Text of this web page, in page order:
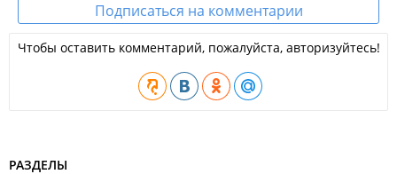
Подписаться на комментарии
Чтобы оставить комментарий, пожалуйста, авторизуйтесь!
РАЗДЕЛЫ